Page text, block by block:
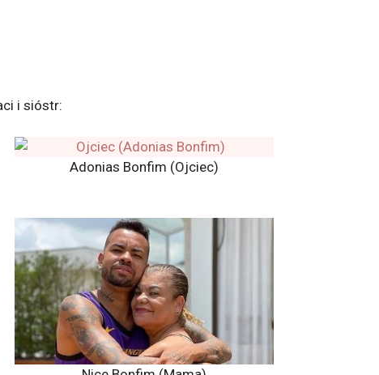
i sióstr:
Adonias Bonfim (Ojciec)